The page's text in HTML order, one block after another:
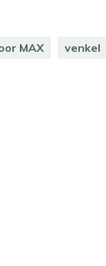
MAX venkel